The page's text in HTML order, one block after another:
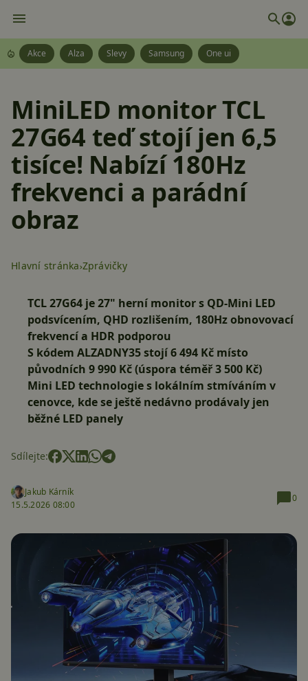
Akce Alza Slevy Samsung One ui
MiniLED monitor TCL
27G64 teď stojí jen 6,5
tisíce! Nabízí 180Hz
frekvenci a parádní
obraz
Hlavní stránka Zprávičky
TCL 27G64 je 27" herní monitor s QD-Mini LED
podsvícením, QHD rozlišením, 180Hz obnovovací
frekvencí a HDR podporou
S kódem ALZADNY35stojí6 494 Kč místo
původních 9 990 Kč (úspora téměř 3 500 Kč)
Mini LED technologie s lokálním stmíváním v
cenovce, kde se ještě nedávno prodávaly jen
běžné LED panely
Sdílejte:
Jakub Kárník
15.5.2026 08:00
0